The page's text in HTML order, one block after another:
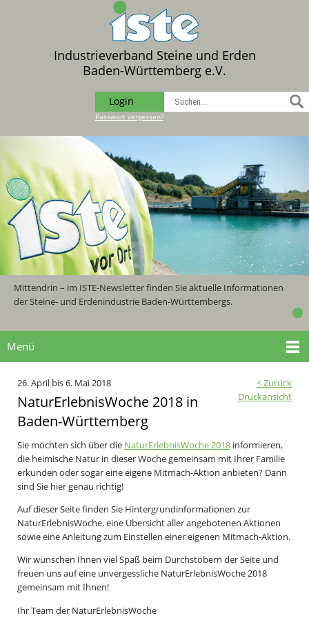
Industrieverband Steine und Erden
Baden-Württemberg e.V.
Login
Passwort vergessen?
Mittendrin – im ISTE-Newsletter finden Sie aktuelle Informationen
der Steine- und Erdenindustrie Baden-Württembergs.
Menü
< Zurück
Druckansicht
26. April bis 6. Mai 2018
NaturErlebnisWoche 2018 in
Baden-Württemberg
Sie möchten sich über die NaturErlebnisWoche 2018 informieren,
die heimische Natur in dieser Woche gemeinsam mit Ihrer Familie
erkunden oder sogar eine eigene Mitmach-Aktion anbieten? Dann
sind Sie hier genau richtig!
Auf dieser Seite finden Sie Hintergrundinformationen zur
NaturErlebnisWoche, eine Übersicht aller angebotenen Aktionen
sowie eine Anleitung zum Einstellen einer eigenen Mitmach-Aktion.
Wir wünschen Ihnen viel Spaß beim Durchstöbern der Seite und
freuen uns auf eine unvergessliche NaturErlebnisWoche 2018
gemeinsam mit Ihnen!
Ihr Team der NaturErlebnisWoche